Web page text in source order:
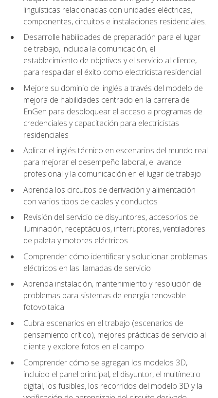
lingüísticas relacionadas con unidades eléctricas,
componentes, circuitos e instalaciones residenciales.
Desarrolle habilidades de preparación para el lugar
de trabajo, incluida la comunicación, el
establecimiento de objetivos y el servicio al cliente,
para respaldar el éxito como electricista residencial
Mejore su dominio del inglés a través del modelo de
mejora de habilidades centrado en la carrera de
EnGen para desbloquear el acceso a programas de
credenciales y capacitación para electricistas
residenciales
Aplicar el inglés técnico en escenarios del mundo real
para mejorar el desempeño laboral, el avance
profesional y la comunicación en el lugar de trabajo
Aprenda los circuitos de derivación y alimentación
con varios tipos de cables y conductos
Revisión del servicio de disyuntores, accesorios de
iluminación, receptáculos, interruptores, ventiladores
de paleta y motores eléctricos
Comprender cómo identificar y solucionar problemas
eléctricos en las llamadas de servicio
Aprenda instalación, mantenimiento y resolución de
problemas para sistemas de energía renovable
fotovoltaica
Cubra escenarios en el trabajo (escenarios de
pensamiento crítico), mejores prácticas de servicio al
cliente y explore fotos en el campo
Comprender cómo se agregan los modelos 3D,
incluido el panel principal, el disyuntor, el multímetro
digital, los fusibles, los recorridos del modelo 3D y la